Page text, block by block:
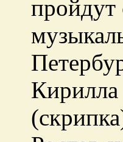
пройдут